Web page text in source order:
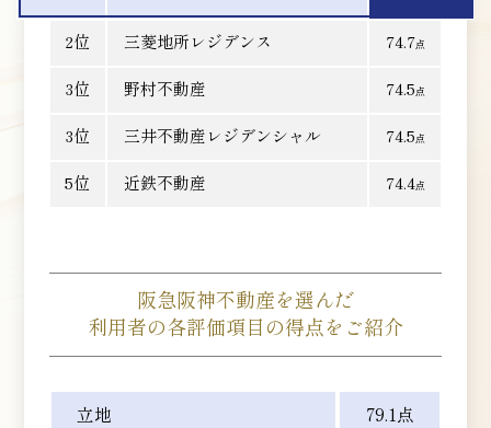
2位 三菱地所レジデンス 74.7点
3位 野村不動産 74.5点
3位 三井不動産レジデンシャル 74.5点
5位 近鉄不動産 74.4点
阪急阪神不動産を選んだ
利用者の各評価項目の得点をご紹介
立地 79.1点